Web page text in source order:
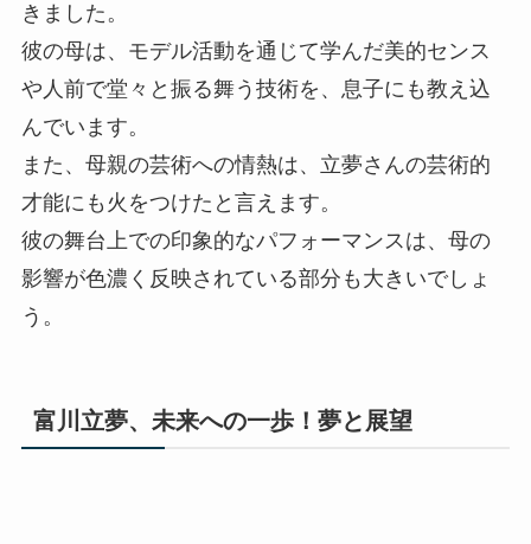
きました。
彼の母は、モデル活動を通じて学んだ美的センス
や人前で堂々と振る舞う技術を、息子にも教え込
んでいます。
また、母親の芸術への情熱は、立夢さんの芸術的
才能にも火をつけたと言えます。
彼の舞台上での印象的なパフォーマンスは、母の
影響が色濃く反映されている部分も大きいでしょ
う。
富川立夢、未来への一歩！夢と展望